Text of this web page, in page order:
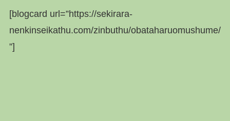
[blogcard url=”https://sekirara-
nenkinseikathu.com/zinbuthu/obataharuomushume/
”]